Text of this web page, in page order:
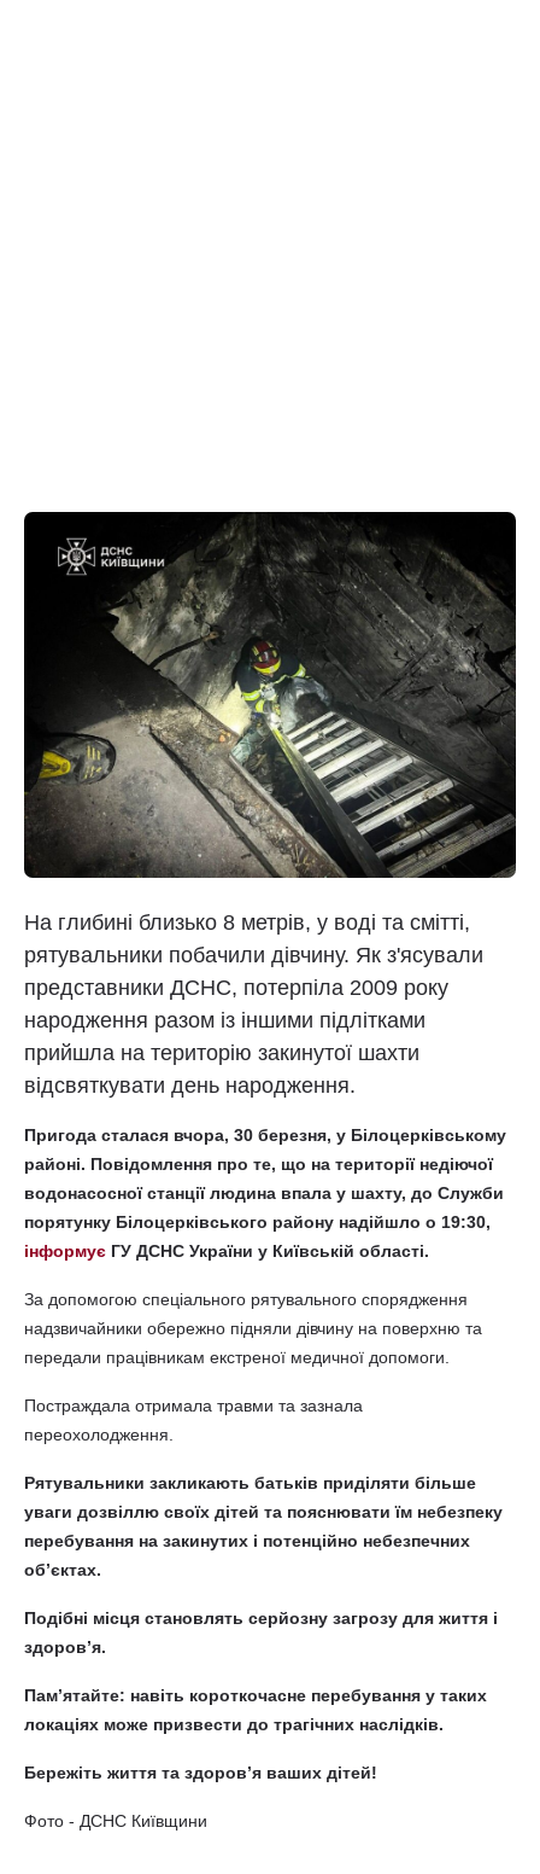
На глибині близько 8 метрів, у воді та смітті,
рятувальники побачили дівчину. Як з'ясували
представники ДСНС, потерпіла 2009 року
народження разом із іншими підлітками
прийшла на територію закинутої шахти
відсвяткувати день народження.
Пригода сталася вчора, 30 березня, у Білоцерківському
районі. Повідомлення про те, що на території недіючої
водонасосної станції людина впала у шахту, до Служби
порятунку Білоцерківського району надійшло о 19:30,
інформує ГУ ДСНС України у Київській області.
За допомогою спеціального рятувального спорядження
надзвичайники обережно підняли дівчину на поверхню та
передали працівникам екстреної медичної допомоги.
Постраждала отримала травми та зазнала
переохолодження.
Рятувальники закликають батьків приділяти більше
уваги дозвіллю своїх дітей та пояснювати їм небезпеку
перебування на закинутих і потенційно небезпечних
об’єктах.
Подібні місця становлять серйозну загрозу для життя і
здоров’я.
Пам’ятайте: навіть короткочасне перебування у таких
локаціях може призвести до трагічних наслідків.
Бережіть життя та здоров’я ваших дітей!
Фото - ДСНС Київщини